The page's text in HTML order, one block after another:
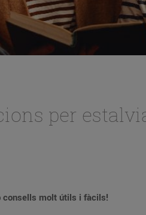
per
consells molt útils i fàcils!